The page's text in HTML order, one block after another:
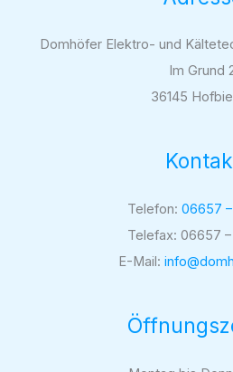
Domhöfer Elektro- und
Im Grund
36145
Telefon: 06657 –
Telefax: 06657 –
E-Mail: